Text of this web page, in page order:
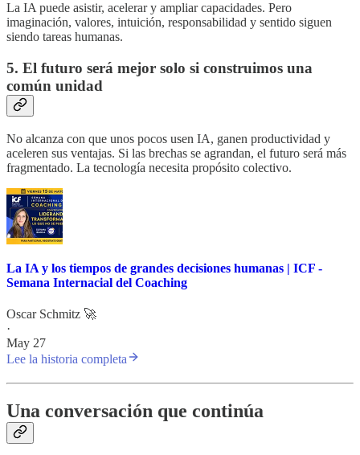
La IA puede asistir, acelerar y ampliar capacidades. Pero
imaginación, valores, intuición, responsabilidad y sentido siguen
siendo tareas humanas.
5. El futuro será mejor solo si construimos una
común unidad
No alcanza con que unos pocos usen IA, ganen productividad y
aceleren sus ventajas. Si las brechas se agrandan, el futuro será más
fragmentado. La tecnología necesita propósito colectivo.
La IA y los tiempos de grandes decisiones humanas | ICF -
Semana Internacial del Coaching
Oscar Schmitz 🚀
·
May 27
Lee la historia completa
Una conversación que continúa